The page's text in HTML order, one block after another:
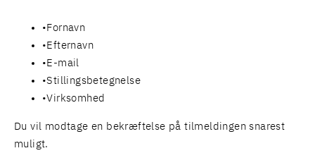
Fornavn
Efternavn
E-mail
Stillingsbetegnelse
Virksomhed
Du vil modtage en bekræftelse på tilmeldingen snarest
muligt.